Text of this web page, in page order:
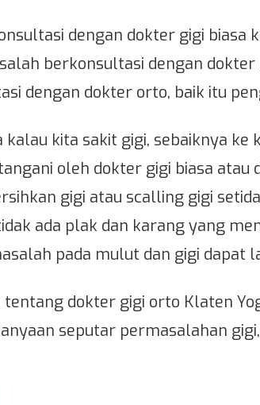
dengan dokter gigi
berkonsultasi dengan
dengan dokter orto, baik itu
kalau kita sakit gigi, sebaiknya
oleh dokter gigi biasa
gigi atau scalling gigi
ada plak dan karang yang
pada mulut dan gigi dapat
dokter gigi orto Klaten
seputar permasalahan